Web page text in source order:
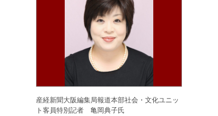
産経新聞大阪編集局報道本部社会・文化ユニッ
ト客員特別記者 亀岡典子氏